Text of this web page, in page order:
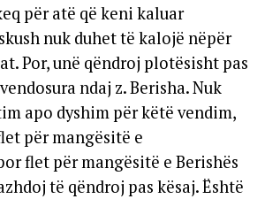
për atë që keni kaluar
nuk duhet të kalojë nëpër
Por, unë qëndroj plotësisht pas
ndaj z. Berisha. Nuk
apo dyshim për këtë vendim,
për mangësitë e
flet për mangësitë e Berishës
të qëndroj pas kësaj. Është